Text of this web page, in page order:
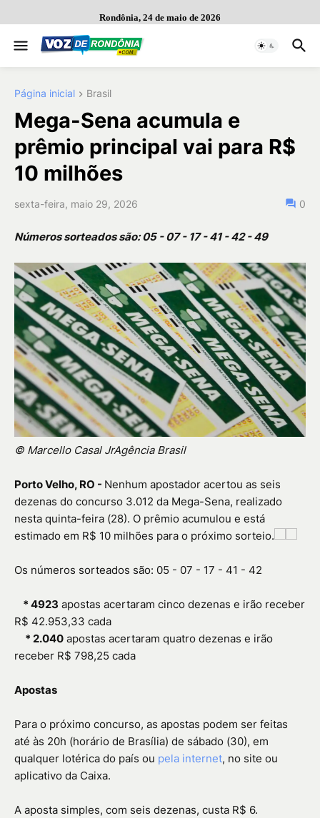
Rondônia, 24 de maio de 2026
Página inicial Brasil
Mega-Sena acumula e
prêmio principal vai para R$
10 milhões
sexta-feira, maio 29, 2026 0
Números sorteados são: 05 - 07 - 17 - 41 - 42 - 49
© Marcello Casal JrAgência Brasil
Porto Velho, RO - Nenhum apostador acertou as seis
dezenas do concurso 3.012 da Mega-Sena, realizado
nesta quinta-feira (28). O prêmio acumulou e está
estimado em R$ 10 milhões para o próximo sorteio.
Os números sorteados são: 05 - 07 - 17 - 41 - 42
* 4923 apostas acertaram cinco dezenas e irão receber
R$ 42.953,33 cada
* 2.040 apostas acertaram quatro dezenas e irão
receber R$ 798,25 cada
Apostas
Para o próximo concurso, as apostas podem ser feitas
até às 20h (horário de Brasília) de sábado (30), em
qualquer lotérica do país ou pela internet, no site ou
aplicativo da Caixa.
A aposta simples, com seis dezenas, custa R$ 6.